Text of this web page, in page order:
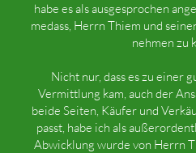
habe es als ausgesprochen
medass, Herrn Thiem und
nehmen zu
Nicht nur, dass es zu einer
Vermittlung kam, auch der
beide Seiten, Käufer und
passt, habe ich als
Abwicklung wurde von Herrn